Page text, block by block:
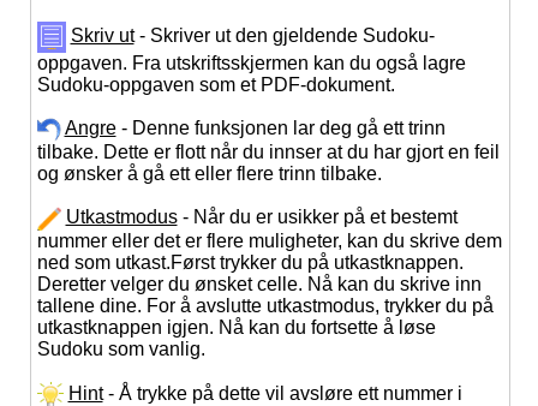
Skriv ut- Skriver ut den gjeldende Sudoku-
oppgaven. Fra utskriftsskjermen kan du også lagre
Sudoku-oppgaven som et PDF-dokument.
Angre- Denne funksjonen lar deg gå ett trinn
tilbake. Dette er flott når du innser at du har gjort en feil
og ønsker å gå ett eller flere trinn tilbake.
Utkastmodus- Når du er usikker på et bestemt
nummer eller det er flere muligheter, kan du skrive dem
ned som utkast.Først trykker du på utkastknappen.
Deretter velger du ønsket celle. Nå kan du skrive inn
tallene dine. For å avslutte utkastmodus, trykker du på
utkastknappen igjen. Nå kan du fortsette å løse
Sudoku som vanlig.
Hint- Å trykke på dette vil avsløre ett nummer i